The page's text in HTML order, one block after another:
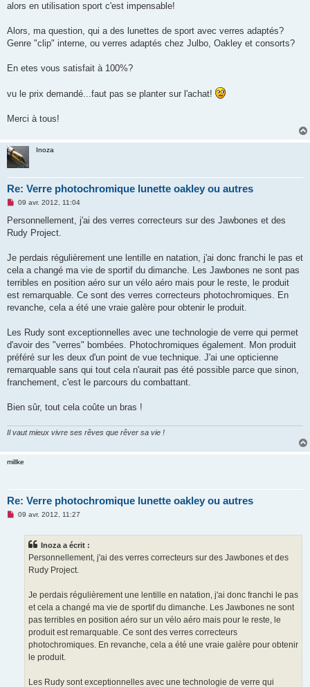
alors en utilisation sport c'est impensable!
Alors, ma question, qui a des lunettes de sport avec verres adaptés?
Genre "clip" interne, ou verres adaptés chez Julbo, Oakley et consorts?
En etes vous satisfait à 100%?
vu le prix demandé...faut pas se planter sur l'achat!
Merci à tous!
Inoza
Re: Verre photochromique lunette oakley ou autres
M
s
a
n
o
l
u
09 avr. 2012, 11:04
Personnellement, j'ai des verres correcteurs sur des Jawbones et des
Rudy Project.
Je perdais régulièrement une lentille en natation, j'ai donc franchi le pas et
cela a changé ma vie de sportif du dimanche. Les Jawbones ne sont pas
terribles en position aéro sur un vélo aéro mais pour le reste, le produit
est remarquable. Ce sont des verres correcteurs photochromiques. En
revanche, cela a été une vraie galère pour obtenir le produit.
Les Rudy sont exceptionnelles avec une technologie de verre qui permet
d'avoir des "verres" bombées. Photochromiques également. Mon produit
préféré sur les deux d'un point de vue technique. J'ai une opticienne
remarquable sans qui tout cela n'aurait pas été possible parce que sinon,
franchement, c'est le parcours du combattant.
Bien sûr, tout cela coûte un bras !
Il vaut mieux vivre ses rêves que rêver sa vie !
millke
Re: Verre photochromique lunette oakley ou autres
M09 avr. 2012, 11:27
Inoza a écrit :
Personnellement, j'ai des verres correcteurs sur des Jawbones et des
Rudy Project.
Je perdais régulièrement une lentille en natation, j'ai donc franchi le pas
et cela a changé ma vie de sportif du dimanche. Les Jawbones ne sont
pas terribles en position aéro sur un vélo aéro mais pour le reste, le
produit est remarquable. Ce sont des verres correcteurs
photochromiques. En revanche, cela a été une vraie galère pour obtenir
le produit.
Les Rudy sont exceptionnelles avec une technologie de verre qui